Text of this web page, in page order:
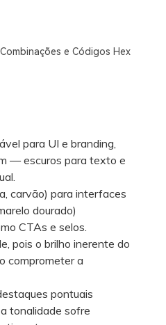
e Códigos Hex
para UI e branding,
— escuros para texto e
carvão) para interfaces
dourado)
CTAs e selos.
pois o brilho inerente do
comprometer a
pontuais
tonalidade sofre